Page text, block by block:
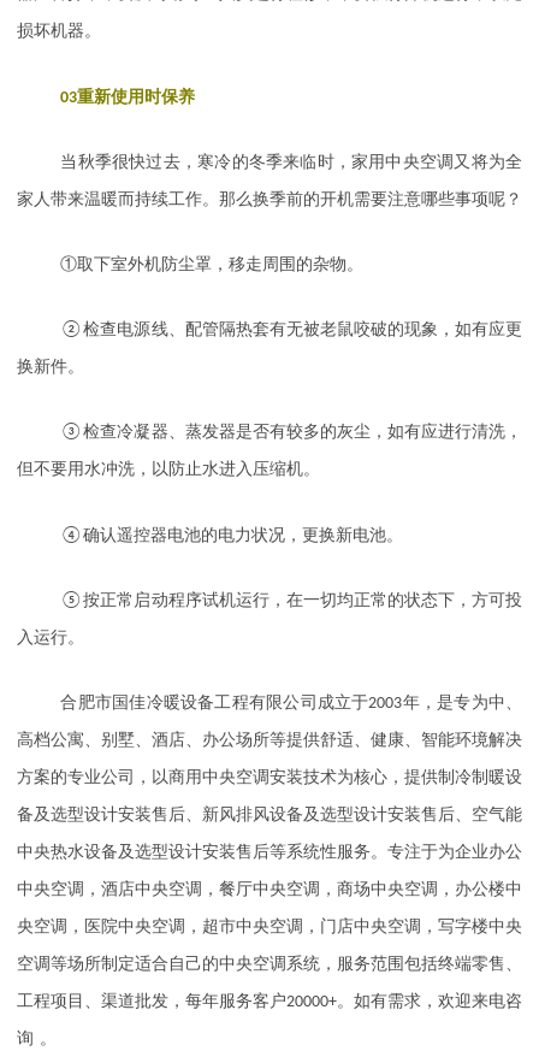
损坏机器。
03重新使用时保养
当秋季很快过去，寒冷的冬季来临时，家用中央空调又将为全
家人带来温暖而持续工作。那么换季前的开机需要注意哪些事项呢？
①取下室外机防尘罩，移走周围的杂物。
②检查电源线、配管隔热套有无被老鼠咬破的现象，如有应更
换新件。
③检查冷凝器、蒸发器是否有较多的灰尘，如有应进行清洗，
但不要用水冲洗，以防止水进入压缩机。
④确认遥控器电池的电力状况，更换新电池。
⑤按正常启动程序试机运行，在一切均正常的状态下，方可投
入运行。
合肥市国佳冷暖设备工程有限公司成立于2003年，是专为中、
高档公寓、别墅、酒店、办公场所等提供舒适、健康、智能环境解决
方案的专业公司，以商用中央空调安装技术为核心，提供制冷制暖设
备及选型设计安装售后、新风排风设备及选型设计安装售后、空气能
中央热水设备及选型设计安装售后等系统性服务。专注于为企业办公
中央空调，酒店中央空调，餐厅中央空调，商场中央空调，办公楼中
央空调，医院中央空调，超市中央空调，门店中央空调，写字楼中央
空调等场所制定适合自己的中央空调系统，服务范围包括终端零售、
工程项目、渠道批发，每年服务客户20000+。如有需求，欢迎来电咨
询 。